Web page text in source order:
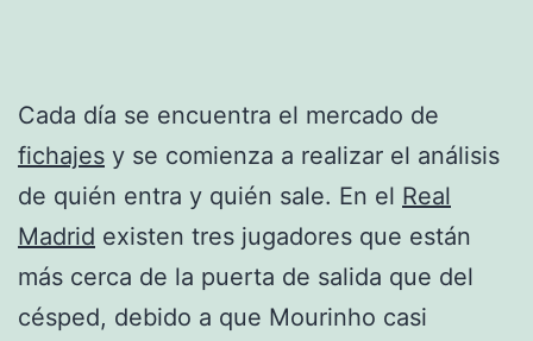
Cada día se encuentra el mercado de
fichajes y se comienza a realizar el análisis
de quién entra y quién sale. En el Real
Madrid existen tres jugadores que están
más cerca de la puerta de salida que del
césped, debido a que Mourinho casi